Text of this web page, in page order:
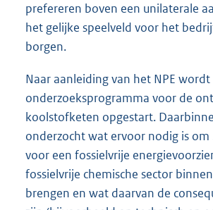
prefereren boven een unilaterale
het gelijke speelveld voor het
borgen.
Naar aanleiding van het NPE wordt
onderzoeksprogramma voor de
koolstofketen opgestart.
onderzocht wat ervoor nodig is om
voor een fossielvrije
fossielvrije chemische sector
brengen en wat daarvan de